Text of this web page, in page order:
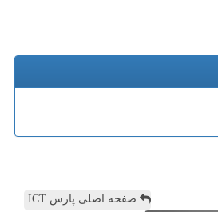
صفحه اصلی پارس ICT